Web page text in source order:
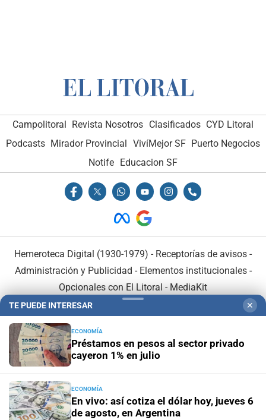
Campolitoral Revista Nosotros Clasificados CYD Litoral
Podcasts Mirador Provincial VivíMejor SF Puerto Negocios
Notife
Educacion SF
Hemeroteca Digital (1930-1979) - Receptorías de avisos -
Administración y Publicidad - Elementos institucionales-
Opcionales con El Litoral - MediaKit
En Asociación con:
TE PUEDE INTERESAR ✕
ECONOMÍA
Préstamos en pesos al sector privado
cayeron 1% en julio
ECONOMÍA
En vivo: así cotiza el dólar hoy, jueves 6
de agosto, en Argentina